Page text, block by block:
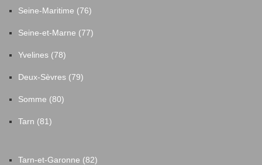
Seine-Maritime (76)
Seine-et-Marne (77)
Yvelines (78)
Deux-Sèvres (79)
Somme (80)
Tarn (81)
Tarn-et-Garonne (82)